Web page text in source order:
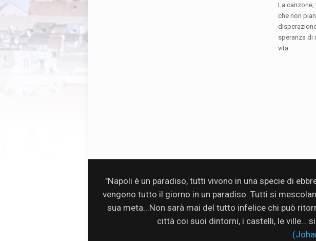
La canzone,
che non
speranza di
vita.
"Napoli è un paradiso, tutti vivono in una specie di
vengono tutto il giorno in un paradiso. Tutti si
sua meta...Non sarà mai del tutto infelice chi può
città coi suoi dintorni, i castelli, le ville…